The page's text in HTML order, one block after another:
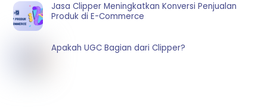
Jasa Clipper Meningkatkan Konversi Penjualan
Produk di E-Commerce
Apakah UGC Bagian dari Clipper?